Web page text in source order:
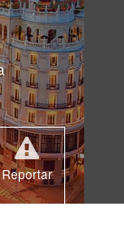
Reportar